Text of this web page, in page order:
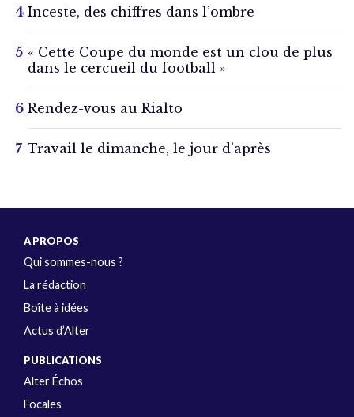
Inceste, des chiffres dans l’ombre
« Cette Coupe du monde est un clou de plus
dans le cercueil du football »
Rendez-vous au Rialto
Travail le dimanche, le jour d’après
A PROPOS
Qui sommes-nous ?
La rédaction
Boîte à idées
Actus d’Alter
PUBLICATIONS
Alter Échos
Focales